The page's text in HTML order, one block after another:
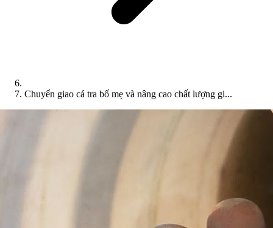
Chuyển giao cá tra bố mẹ và nâng cao chất lượng gi...